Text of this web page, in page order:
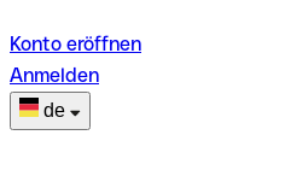
Konto eröffnen
Anmelden
de